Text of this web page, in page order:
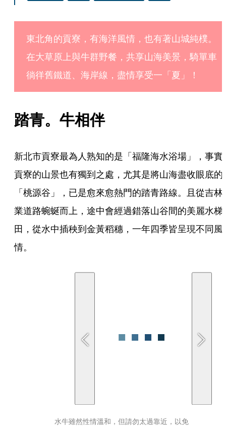
東北角的貢寮，有海洋風情，也有著山城純樸。
在大草原上與牛群野餐，共享山海美景，騎單車
徜徉舊鐵道、海岸線，盡情享受一「夏」！
踏青。牛相伴
新北市貢寮最為人熟知的是「福隆海水浴場」，事實
貢寮的山景也有獨到之處，尤其是將山海盡收眼底的
「桃源谷」，已是愈來愈熱門的踏青路線。且從吉林
業道路蜿蜒而上，途中會經過錯落山谷間的美麗水梯
田，從水中插秧到金黃稻穗，一年四季皆呈現不同風
情。
水牛雖然性情溫和，但請勿太過靠近，以免